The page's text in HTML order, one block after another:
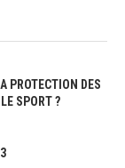
PROTECTION DES
SPORT ?